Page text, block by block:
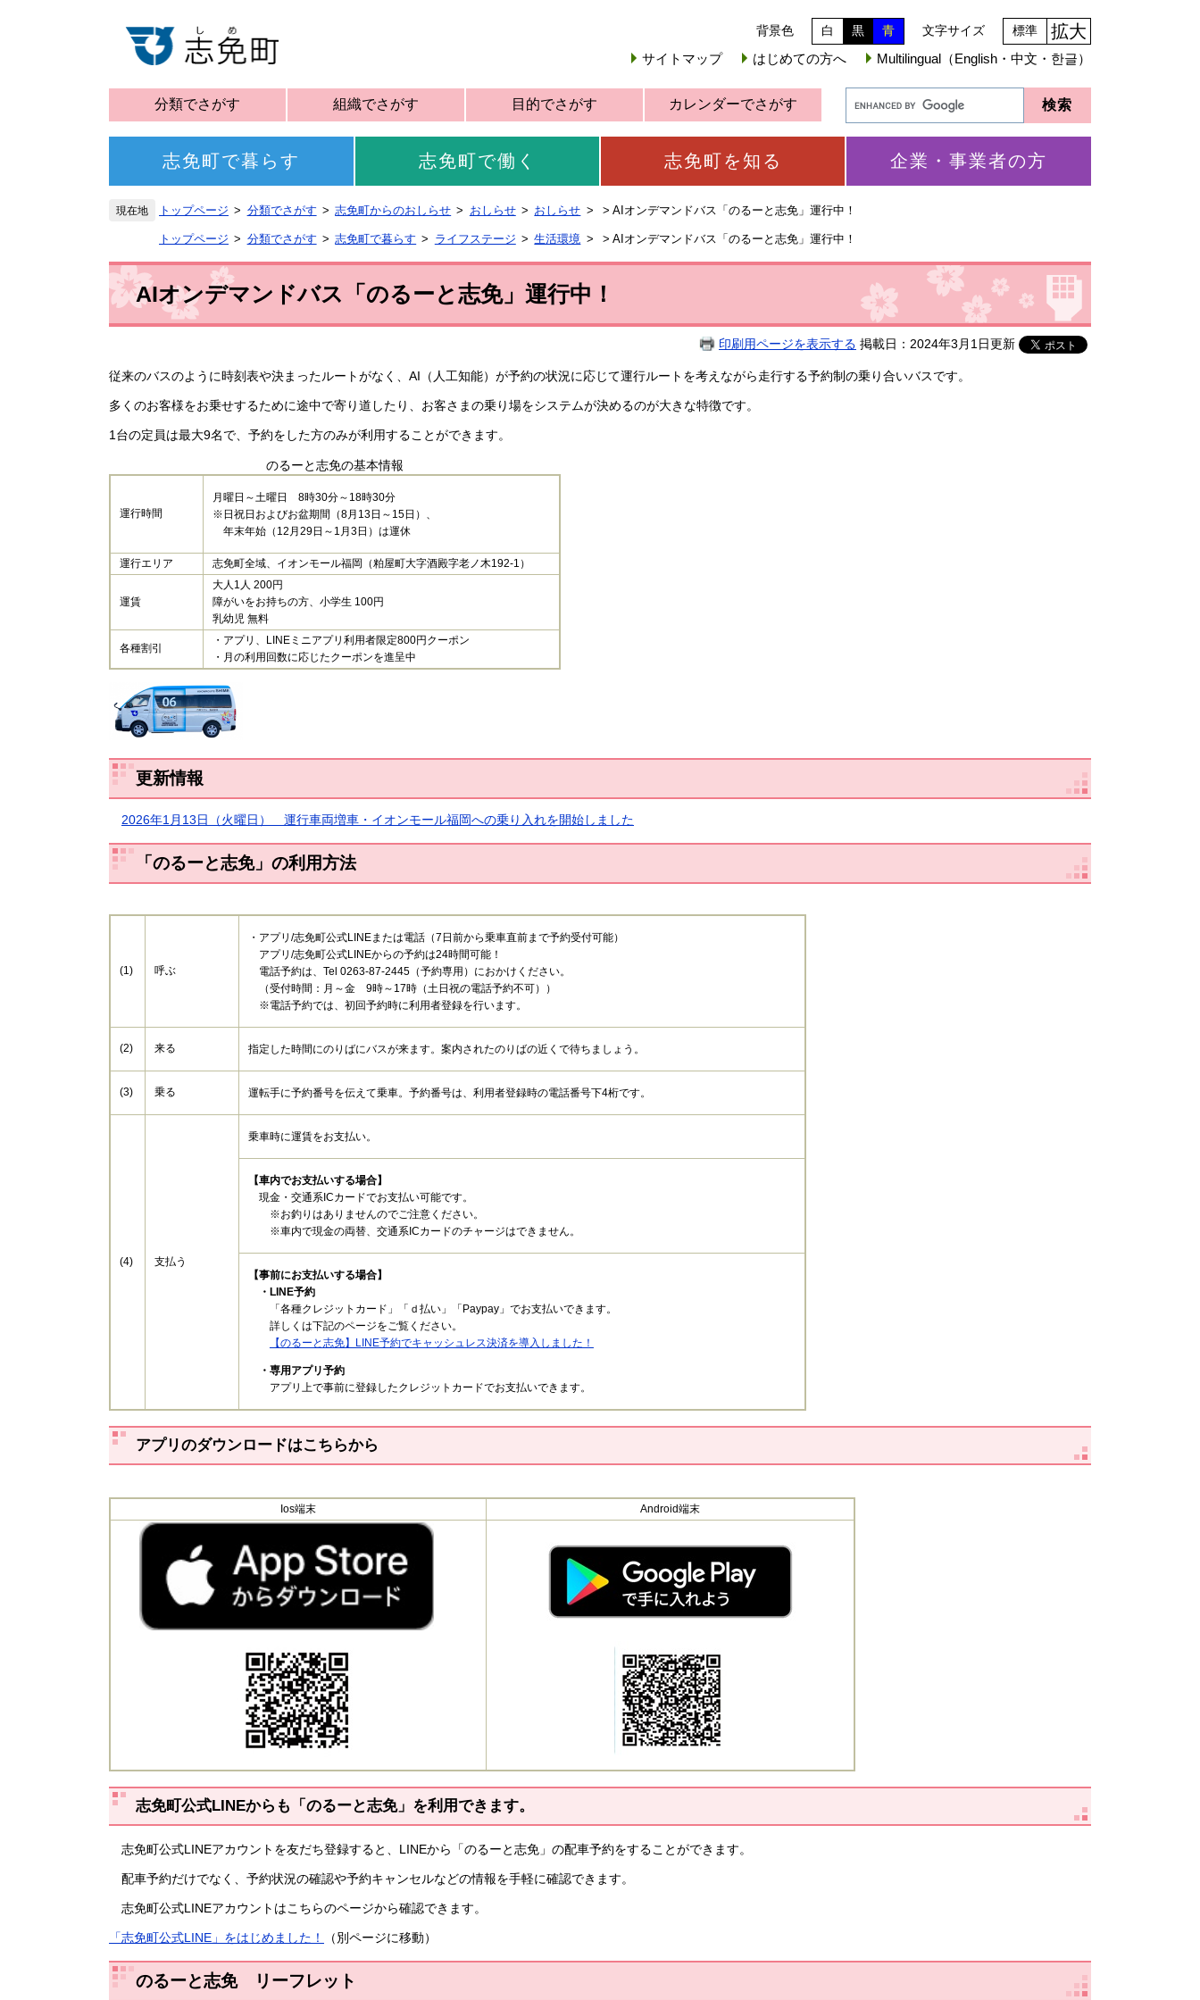
背景色 白 黒 青 文字サイズ 標準 拡大
サイトマップ はじめての方へ Multilingual（English・中文・한글）
分類でさがす 組織でさがす 目的でさがす カレンダーでさがす
志免町で暮らす 志免町で働く 志免町を知る 企業・事業者の方
トップページ 分類でさがす 志免町からのおしらせ おしらせ おしらせ > AIオンデマンドバス「のるーと志免」運行中！
トップページ 分類でさがす 志免町で暮らす ライフステージ 生活環境 > AIオンデマンドバス「のるーと志免」運行中！
AIオンデマンドバス「のるーと志免」運行中！
印刷用ページを表示する 掲載日：2024年3月1日更新
従来のバスのように時刻表や決まったルートがなく、AI（人工知能）が予約の状況に応じて運行ルートを考えながら走行する予約制の乗り合いバスです。​
多くのお客様をお乗せするために途中で寄り道したり、お客さまの乗り場をシステムが決めるのが大きな特徴です。
1台の定員は最大9名で、予約をした方のみが利用することができます。
のるーと志免の基本情報
運行時間
月曜日～土曜日 8時30分～18時30分
※日祝日およびお盆期間（8月13日～15日）、
年末年始（12月29日～1月3日）は運休
運行エリア 志免町全域、イオンモール福岡（粕屋町大字酒殿字老ノ木192-1）
運賃
大人1人 200円
障がいをお持ちの方、小学生 100円
乳幼児 無料
各種割引
・アプリ、LINEミニアプリ利用者限定800円クーポン
・月の利用回数に応じたクーポンを進呈中
更新情報
2026年1月13日（火曜日） 運行車両増車・イオンモール福岡への乗り入れを開始しました
「のるーと志免」の利用方法
(1) 呼ぶ
・アプリ/志免町公式LINEまたは電話（7日前から乗車直前まで予約受付可能）
アプリ/志免町公式LINEからの予約は24時間可能！
電話予約は、Tel 0263-87-2445（予約専用）におかけください。
（受付時間：月～金 9時～17時（土日祝の電話予約不可））
※電話予約では、初回予約時に利用者登録を行います。
(2) 来る 指定した時間にのりばにバスが来ます。案内されたのりばの近くで待ちましょう。
(3) 乗る 運転手に予約番号を伝えて乗車。予約番号は、利用者登録時の電話番号下4桁です。
(4) 支払う
乗車時に運賃をお支払い。
【車内でお支払いする場合】
現金・交通系ICカードでお支払い可能です。
※お釣りはありませんのでご注意ください。
※車内で現金の両替、交通系ICカードのチャージはできません。
【事前にお支払いする場合】
・LINE予約
​ 「各種クレジットカード」「ｄ払い」「Paypay」でお支払いできます。
詳しくは下記のページをご覧ください。
【のるーと志免】LINE予約でキャッシュレス決済を導入しました！
・専用アプリ予約
アプリ上で事前に登録したクレジットカードでお支払いできます。
アプリのダウンロードはこちらから
Ios端末 Android端末
志免町公式LINEからも「のるーと志免」を利用できます。
志免町公式LINE​​アカウントを友だち登録すると、LINE​から「のるーと志免」の配車予約をすることができます。
配車予約だけでなく、予約状況の確認や予約キャンセルなどの情報を手軽に確認できます。
志免町公式LINEアカウントはこちらのページから確認できます。
「志免町公式LINE」をはじめました！ （別ページに移動）
のるーと志免 リーフレット